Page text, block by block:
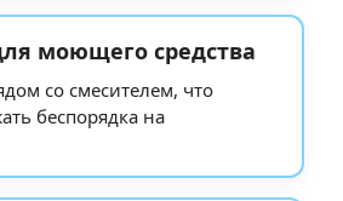
моющего средства
со смесителем, что
беспорядка на